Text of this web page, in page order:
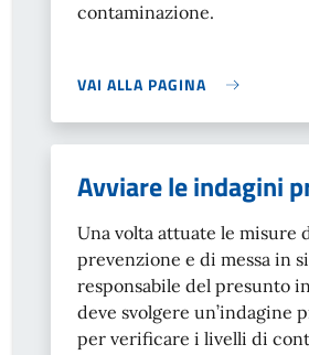
contaminazione.
VAI ALLA PAGINA
Avviare le indagini
Una volta attuate le misure
prevenzione e di messa in
responsabile del presunto
deve svolgere un’indagine
per verificare i livelli di